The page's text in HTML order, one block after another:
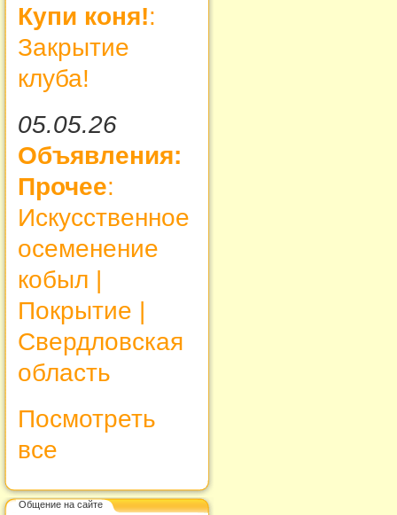
Купи коня!:
Закрытие
клуба!
05.05.26
Объявления:
Прочее:
Искусственное
осеменение
кобыл |
Покрытие |
Свердловская
область
Посмотреть
все
Общение на сайте